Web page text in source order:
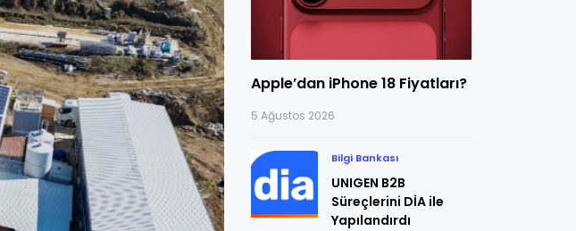
Apple’dan iPhone 18 Fiyatları?
5 Ağustos 2026
Bilgi Bankası
UNIGEN B2B
Süreçlerini DİA ile
Yapılandırdı